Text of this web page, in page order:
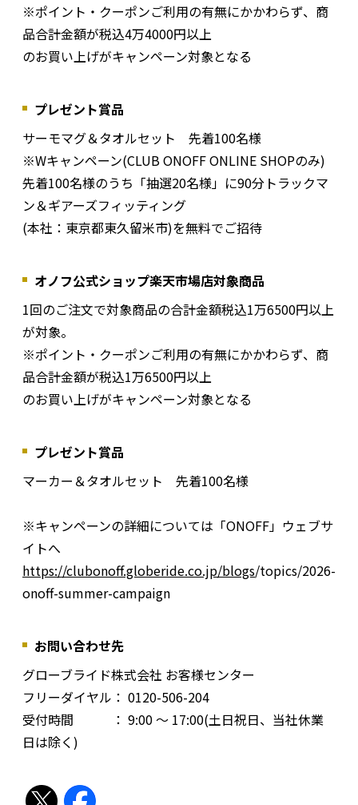
※ポイント・クーポンご利用の有無にかかわらず、商
品合計金額が税込4万4000円以上
のお買い上げがキャンペーン対象となる
プレゼント賞品
サーモマグ＆タオルセット 先着100名様
※Wキャンペーン(CLUB ONOFF ONLINE SHOPのみ)
先着100名様のうち「抽選20名様」に90分トラックマ
ン＆ギアーズフィッティング
(本社：東京都東久留米市)を無料でご招待
オノフ公式ショップ楽天市場店対象商品
1回のご注文で対象商品の合計金額税込1万6500円以上
が対象。
※ポイント・クーポンご利用の有無にかかわらず、商
品合計金額が税込1万6500円以上
のお買い上げがキャンペーン対象となる
プレゼント賞品
マーカー＆タオルセット 先着100名様
※キャンペーンの詳細については「ONOFF」ウェブサ
イトへ
https://clubonoff.globeride.co.jp/blogs/topics/2026-
onoff-summer-campaign
お問い合わせ先
グローブライド株式会社 お客様センター
フリーダイヤル： 0120-506-204
受付時間 ： 9:00 ～ 17:00(土日祝日、当社休業
日は除く)